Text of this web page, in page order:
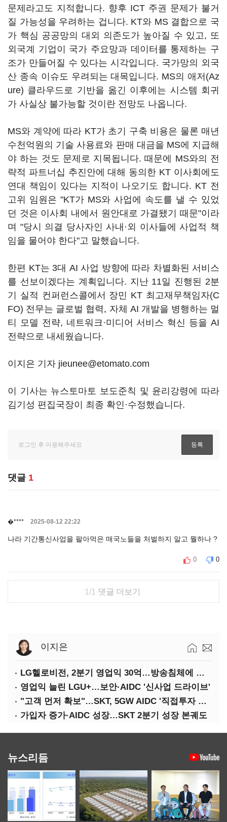
문제라고도 지적합니다. 향후 ICT 주권 문제가 불거
질 가능성을 우려하는 겁니다. KT와 MS 결합으로 국
가 핵심 공공망의 대외 의존도가 높아질 수 있고, 또
외국계 기업이 국가 주요망과 데이터를 통제하는 구
조가 만들어질 수 있다는 시각입니다. 국가망의 외국
산 종속 이슈도 우려되는 대목입니다. MS의 애저(Az
ure) 클라우드로 기반을 옮긴 이후에는 시스템 회귀
가 사실상 불가능할 것이란 전망도 나옵니다.
MS와 계약에 따라 KT가 초기 구축 비용은 물론 매년
수천억원의 기술 사용료와 판매 대금을 MS에 지급해
야 하는 것도 문제로 지목됩니다. 때문에 MS와의 전
략적 파트너십 추진안에 대해 동의한 KT 이사회에도
연대 책임이 있다는 지적이 나오기도 합니다. KT 전
고위 임원은 "KT가 MS와 사업에 속도를 낼 수 있었
던 것은 이사회 내에서 원안대로 가결됐기 때문"이라
며 "당시 의결 당사자인 사내·외 이사들에 사업적 책
임을 물어야 한다"고 말했습니다.
한편 KT는 3대 AI 사업 방향에 따라 차별화된 서비스
를 선보이겠다는 계획입니다. 지난 11일 진행된 2분
기 실적 컨퍼런스콜에서 장민 KT 최고재무책임자(C
FO) 전무는 글로벌 협력, 자체 AI 개발을 병행하는 멀
티 모델 전략, 네트워크·미디어 서비스 혁신 등을 AI
전략으로 내세웠습니다.
이지은 기자 jieunee@etomato.com
이 기사는 뉴스토마토 보도준칙 및 윤리강령에 따라
김기성 편집국장이 최종 확인·수정했습니다.
댓글 1
�**** 2025-08-12 22:22
나라 기간통신사업을 팔아먹은 매국노들을 처벌하지 알고 뭘하나 ?
0 0
1/1 댓글 더보기
이지은
LG헬로비전, 2분기 영업익 30억…방송침체에 교육용 단말 시장도 축소
영업익 늘린 LGU+…보안·AIDC '신사업 드라이브'
"고객 먼저 확보"…SKT, 5GW AIDC '직접투자 최소화'
가입자 증가·AIDC 성장…SKT 2분기 성장 본궤도
뉴스리듬